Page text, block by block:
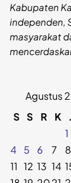
Kabupaten
independen,
masyarakat
Agustus
S S R K
1
4
5 6 7 8
11 12 13 14